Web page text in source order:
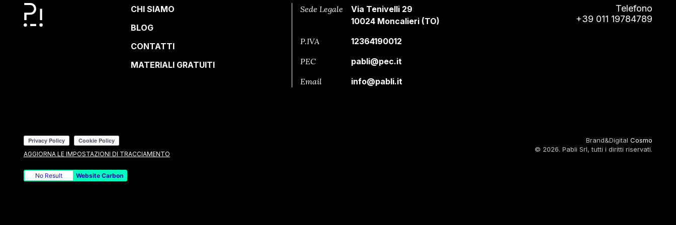
CHI SIAMO
BLOG
CONTATTI
MATERIALI GRATUITI
Sede Legale
Via Tenivelli 29
10024 Moncalieri (TO)
P.IVA
12364190012
PEC
pabli@pec.it
Email
info@pabli.it
Telefono
+39 011 19784789
AGGIORNA LE IMPOSTAZIONI DI TRACCIAMENTO
No Result Website Carbon
Brand&Digital Cosmo
© 2026. Pabli Srl, tutti i diritti riservati.